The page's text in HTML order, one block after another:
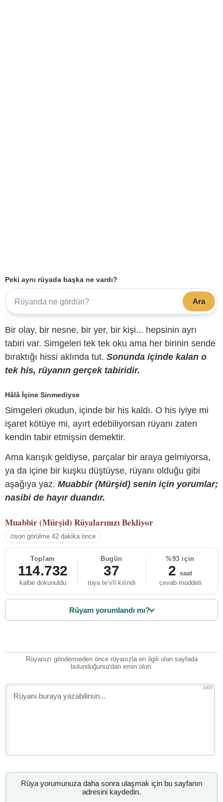
Peki aynı rüyada başka ne vardı?
Ara
Bir olay, bir nesne, bir yer, bir kişi... hepsinin ayrı
tabiri var. Simgeleri tek tek oku ama her birinin sende
bıraktığı hissi aklında tut. Sonunda içinde kalan o
tek his, rüyanın gerçek tabiridir.
Hâlâ İçine Sinmediyse
Simgeleri okudun, içinde bir his kaldı. O his iyiye mi
işaret kötüye mi, ayırt edebiliyorsan rüyanı zaten
kendin tabir etmişsin demektir.
Ama karışık geldiyse, parçalar bir araya gelmiyorsa,
ya da içine bir kuşku düştüyse, rüyanı olduğu gibi
aşağıya yaz. Muabbir (Mürşid) senin için yorumlar;
nasibi de hayır duandır.
Muabbir (Mürşid) Rüyalarınızı Bekliyor
son görülme 42 dakika önce
Toplam
114.732
kalbe dokunuldu
Bugün
37
rüya te’vîl kılındı
%93 için
2 saat
cevab müddeti
Rüyam yorumlandı mı?
Rüyanızı göndermeden önce rüyanızla en ilgili olan sayfada
bulunduğunuzdan emin olun.
1000
Rüya yorumunuza daha sonra ulaşmak için bu sayfanın
adresini kaydedin.